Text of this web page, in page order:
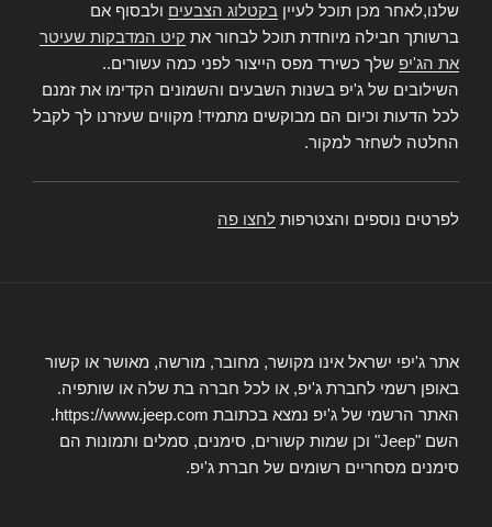
שלנו,לאחר מכן תוכל לעיין בקטלוג הצבעים ולבסוף אם
ברשותך חבילה מיוחדת תוכל לבחור את קיט המדבקות שעיטר
את הג'יפ שלך כשירד מפס הייצור לפני כמה עשורים..
השילובים של ג'יפ בשנות השבעים והשמונים הקדימו את זמנם
לכל הדעות וכיום הם מבוקשים מתמיד! מקווים שעזרנו לך לקבל
החלטה לשחזר למקור.
לפרטים נוספים והצטרפות לחצו פה
אתר ג'יפי ישראל אינו מקושר, מחובר, מורשה, מאושר או קשור
באופן רשמי לחברת ג'יפ, או לכל חברה בת שלה או שותפיה.
האתר הרשמי של ג'יפ נמצא בכתובת https://www.jeep.com.
השם "Jeep" וכן שמות קשורים, סימנים, סמלים ותמונות הם
סימנים מסחריים רשומים של חברת ג'יפ.